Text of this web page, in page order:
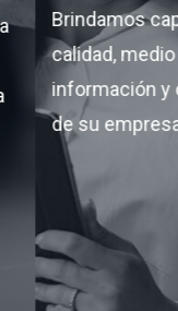
capacitación en
ambiente,
y continuidad del